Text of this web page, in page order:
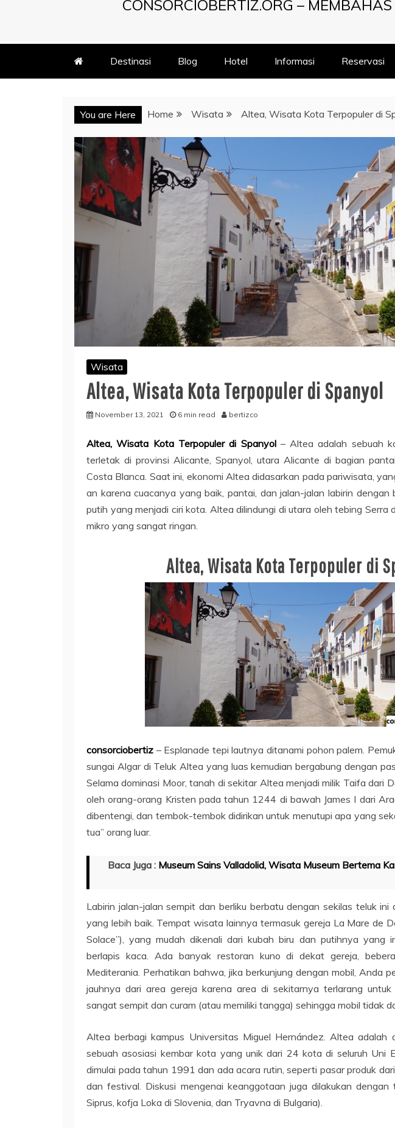
CONSORCIOBERTIZ.ORG –
Destinasi Blog Hotel Informasi Reservasi
You are Here Home Wisata Altea, Wisata Kota Terpopuler di
Wisata
Altea, Wisata Kota Terpopuler di Spanyol
November 13, 2021 6 min read bertizco
Altea, Wisata Kota Terpopuler di Spanyol– Altea adalah sebuah
terletak di provinsi Alicante, Spanyol, utara Alicante di bagian
Costa Blanca. Saat ini, ekonomi Altea didasarkan pada pariwisata,
an karena cuacanya yang baik, pantai, dan jalan-jalan labirin dengan
putih yang menjadi ciri kota. Altea dilindungi di utara oleh tebing Serra
mikro yang sangat ringan.
Altea, Wisata Kota Terpopuler di
consorciobertiz – Esplanade tepi lautnya ditanami pohon palem.
sungai Algar di Teluk Altea yang luas kemudian bergabung dengan
Selama dominasi Moor, tanah di sekitar Altea menjadi milik Taifa dari
oleh orang-orang Kristen pada tahun 1244 di bawah James I dari
dibentengi, dan tembok-tembok didirikan untuk menutupi apa yang
tua” orang luar.
Baca Juga : Museum Sains Valladolid, Wisata Museum Bertema
Labirin jalan-jalan sempit dan berliku berbatu dengan sekilas teluk
yang lebih baik. Tempat wisata lainnya termasuk gereja La Mare de
Solace”), yang mudah dikenali dari kubah biru dan putihnya yang
berlapis kaca. Ada banyak restoran kuno di dekat gereja,
Mediterania. Perhatikan bahwa, jika berkunjung dengan mobil, Anda
jauhnya dari area gereja karena area di sekitarnya terlarang untuk
sangat sempit dan curam (atau memiliki tangga) sehingga mobil tidak
Altea berbagi kampus Universitas Miguel Hernández. Altea adalah
sebuah asosiasi kembar kota yang unik dari 24 kota di seluruh Uni
dimulai pada tahun 1991 dan ada acara rutin, seperti pasar produk
dan festival. Diskusi mengenai keanggotaan juga dilakukan
Siprus, kofja Loka di Slovenia, dan Tryavna di Bulgaria).